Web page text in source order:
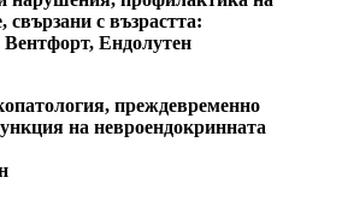
свързани с възрастта:
Ендолутен
преждевременно
на невроендокринната